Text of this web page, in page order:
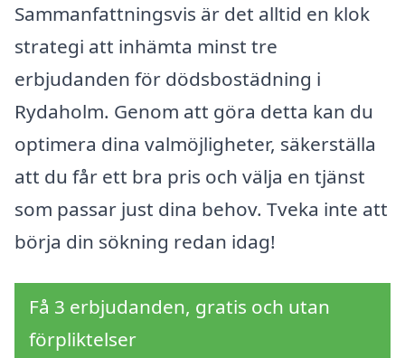
Sammanfattningsvis är det alltid en klok
strategi att inhämta minst tre
erbjudanden för dödsbostädning i
Rydaholm. Genom att göra detta kan du
optimera dina valmöjligheter, säkerställa
att du får ett bra pris och välja en tjänst
som passar just dina behov. Tveka inte att
börja din sökning redan idag!
Få 3 erbjudanden, gratis och utan
förpliktelser